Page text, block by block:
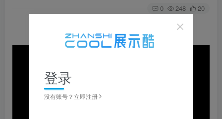
0 248 20
登录
没有账号？立即注册